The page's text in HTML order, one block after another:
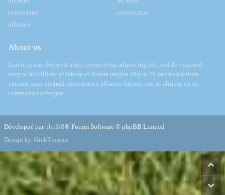
consectetur
ullamco
consectetur
About us
Lorem ipsum dolor sit amet, consectetur adipiscing elit, sed do eiusmod
tempor incididunt ut labore et dolore magna aliqua. Ut enim ad minim
veniam, quis nostrud exercitation ullamco laboris nisi ut aliquip ex ea
commodo consequat.
Développé parphpBB® Forum Software © phpBB Limited
Design by SlickThemes